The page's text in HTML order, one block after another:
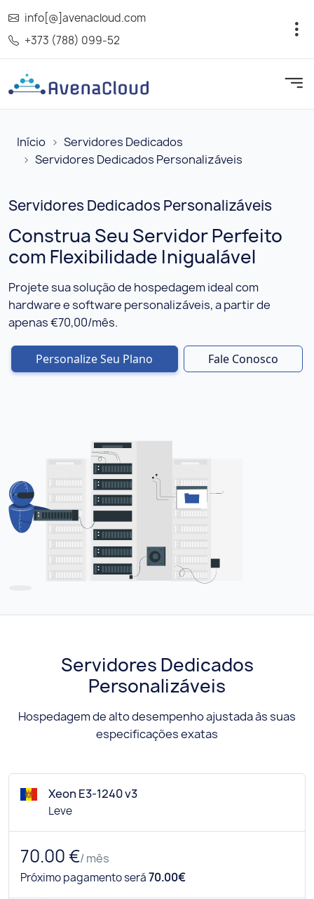
info[@]avenacloud.com
+373 (788) 099-52
Início
Servidores Dedicados
Servidores Dedicados Personalizáveis
Servidores Dedicados Personalizáveis
Construa Seu Servidor Perfeito
com Flexibilidade Inigualável
Projete sua solução de hospedagem ideal com
hardware e software personalizáveis, a partir de
apenas €70,00/mês.
Personalize Seu Plano Fale Conosco
Servidores Dedicados
Personalizáveis
Hospedagem de alto desempenho ajustada às suas
especificações exatas
Xeon E3-1240 v3
Leve
70.00 €/ mês
Próximo pagamento será70.00€